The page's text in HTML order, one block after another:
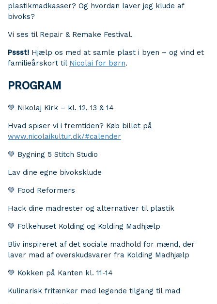
plastikmadkasser? Og hvordan laver jeg klude af
bivoks?
Vi ses til Repair & Remake Festival.
Pssst! Hjælp os med at samle plast i byen – og vind et
familieårskort til Nicolai for børn.
PROGRAM
💚 Nikolaj Kirk – kl. 12, 13 & 14
Hvad spiser vi i fremtiden? Køb billet på
www.nicolaikultur.dk/#calender
💚 Bygning 5 Stitch Studio
Lav dine egne bivoksklude
💚 Food Reformers
Hack dine madrester og alternativer til plastik
💚 Folkehuset Kolding og Kolding Madhjælp
Bliv inspireret af det sociale madhold for mænd, der
laver mad af overskudsvarer fra Kolding Madhjælp
💚 Kokken på Kanten kl. 11-14
Kulinarisk fritænker med legende tilgang til mad